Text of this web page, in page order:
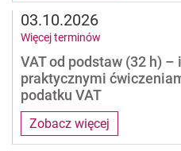
Zobacz więcej
VAT od podstaw (32 h)
praktycznymi
podatku VAT
03.10.2026
Więcej terminów